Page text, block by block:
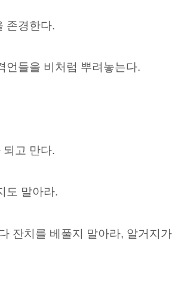
존경한다.
언들을 비처럼 뿌려놓는다.
고 만다.
도 말아라.
잔치를 베풀지 말아라, 알거지